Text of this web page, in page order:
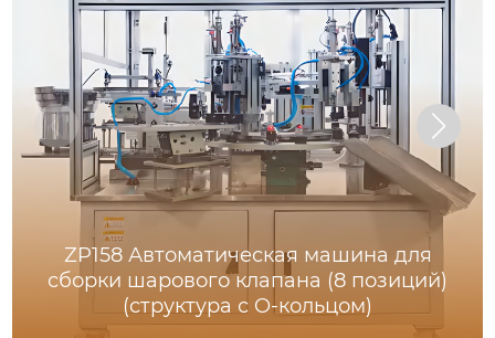
ZP158 Автоматическая машина для
сборки шарового клапана (8 позиций)
(структура с O-кольцом)